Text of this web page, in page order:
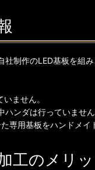
社制作のLED基板を組
ません。
ンダは行っていません
専用基板をハンドメイ
工のメリッ